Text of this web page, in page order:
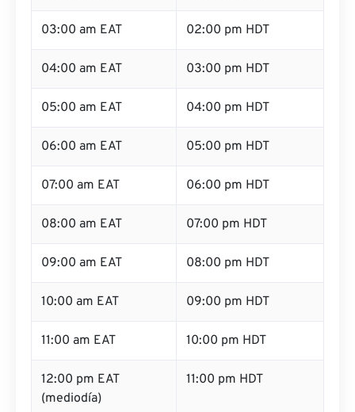
03:00 am EAT 02:00 pm HDT
04:00 am EAT 03:00 pm HDT
05:00 am EAT 04:00 pm HDT
06:00 am EAT 05:00 pm HDT
07:00 am EAT 06:00 pm HDT
08:00 am EAT 07:00 pm HDT
09:00 am EAT 08:00 pm HDT
10:00 am EAT 09:00 pm HDT
11:00 am EAT 10:00 pm HDT
12:00 pm EAT
(mediodía)
11:00 pm HDT